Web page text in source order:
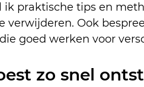
ik praktische tips en
verwijderen. Ook
goed werken voor
zo snel